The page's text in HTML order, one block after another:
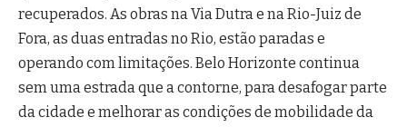
recuperados. As obras na Via Dutra e na Rio-Juiz de
Fora, as duas entradas no Rio, estão paradas e
operando com limitações. Belo Horizonte continua
sem uma estrada que a contorne, para desafogar parte
da cidade e melhorar as condições de mobilidade da